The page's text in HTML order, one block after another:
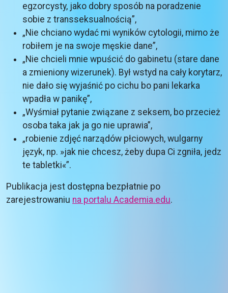
egzorcysty, jako dobry sposób na poradzenie
sobie z transseksualnością”,
„Nie chciano wydać mi wyników cytologii, mimo że
robiłem je na swoje męskie dane”,
„Nie chcieli mnie wpuścić do gabinetu (stare dane
a zmieniony wizerunek). Był wstyd na cały korytarz,
nie dało się wyjaśnić po cichu bo pani lekarka
wpadła w panikę”,
„Wyśmiał pytanie związane z seksem, bo przecież
osoba taka jak ja go nie uprawia”,
„robienie zdjęć narządów płciowych, wulgarny
język, np. »jak nie chcesz, żeby dupa Ci zgniła, jedz
te tabletki«”.
Publikacja jest dostępna bezpłatnie po
zarejestrowaniu na portalu Academia.edu.